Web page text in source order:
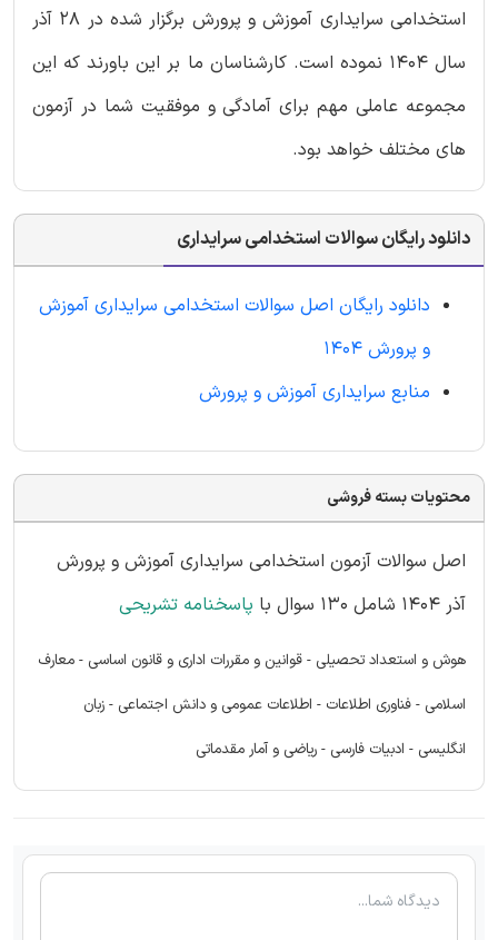
استخدامی سرایداری آموزش و پرورش برگزار شده در 28 آذر
سال 1404 نموده است. کارشناسان ما بر این باورند که این
مجموعه عاملی مهم برای آمادگی و موفقیت شما در آزمون
های مختلف خواهد بود.
دانلود رایگان سوالات استخدامی سرایداری
دانلود رایگان اصل سوالات استخدامی سرایداری آموزش
و پرورش 1404
منابع سرایداری آموزش و پرورش
محتویات بسته فروشی
اصل سوالات آزمون استخدامی سرایداری آموزش و پرورش
آذر 1404 شامل 130 سوال با
پاسخنامه تشریحی
هوش و استعداد تحصیلی - قوانین و مقررات اداری و قانون اساسی - معارف
اسلامی - فناوری اطلاعات - اطلاعات عمومی و دانش اجتماعی - زبان
انگلیسی - ادبیات فارسی - ریاضی و آمار مقدماتی